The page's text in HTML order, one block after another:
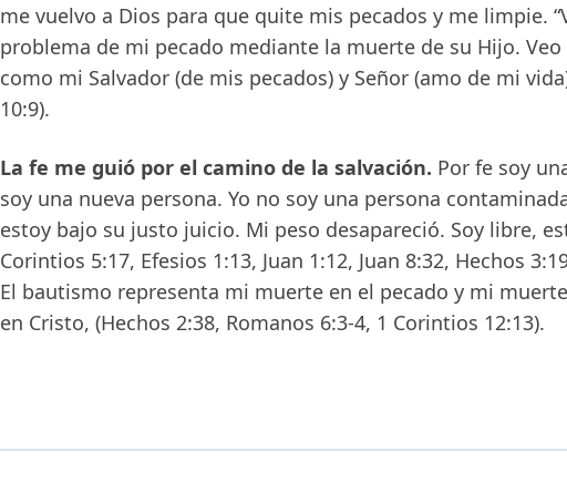
me vuelvo a Dios para que quite mis pecados y me limpie.
problema de mi pecado mediante la muerte de su Hijo. Veo
como mi Salvador (de mis pecados) y Señor (amo de mi
10:9).
La fe me guió por el camino de la salvación. Por fe soy
soy una nueva persona. Yo no soy una persona
estoy bajo su justo juicio. Mi peso desapareció. Soy libre,
Corintios 5:17, Efesios 1:13, Juan 1:12, Juan 8:32, Hechos
El bautismo representa mi muerte en el pecado y mi
en Cristo, (Hechos 2:38, Romanos 6:3-4, 1 Corintios 12:13).